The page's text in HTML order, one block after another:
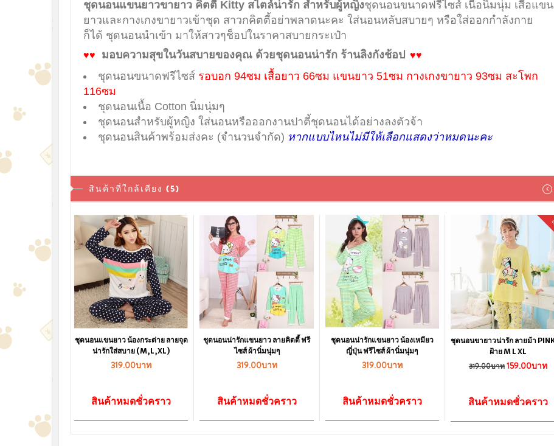
ชุดนอนแขนยาวขายาว คิตตี้ Kitty สไตล์น่ารัก สำหรับผู้หญิงชุดนอนขนาดฟรีไซส์ เนื้อนิ่มนุ่ม เสื้อแขน
ยาวและกางเกงขายาวเข้าชุด สาวกคิตตี้อย่าพลาดนะคะ ใส่นอนหลับสบายๆ หรือใส่ออกกำลังกาย
ก็ได้ ชุดนอนนำเข้า มาให้สาวๆช็อปในราคาสบายกระเป๋า
♥♥ มอบความสุขในวันสบายของคุณ ด้วยชุดนอนน่ารัก ร้านลิงกังช้อป ♥♥
ชุดนอนขนาดฟรีไซส์ รอบอก 94ซม เสื้อยาว 66ซม แขนยาว 51ซม กางเกงขายาว 93ซม สะโพก
116ซม
ชุดนอนเนื้อ Cotton นิ่มนุ่มๆ
ชุดนอนสำหรับผู้หญิง ใส่นอนหรือออกงานปาตี้ชุดนอนได้อย่างลงตัวจ้า
ชุดนอนสินค้าพร้อมส่งคะ (จำนวนจำกัด) หากแบบไหนไม่มีให้เลือกแสดงว่าหมดนะคะ